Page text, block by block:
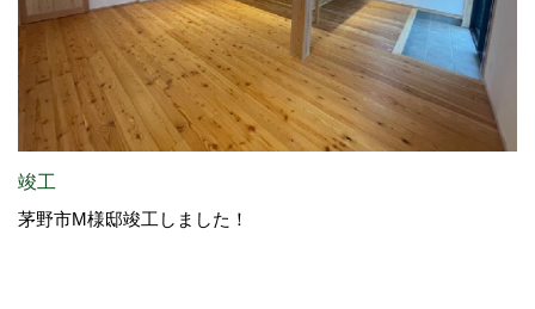
竣工
茅野市M様邸竣工しました！